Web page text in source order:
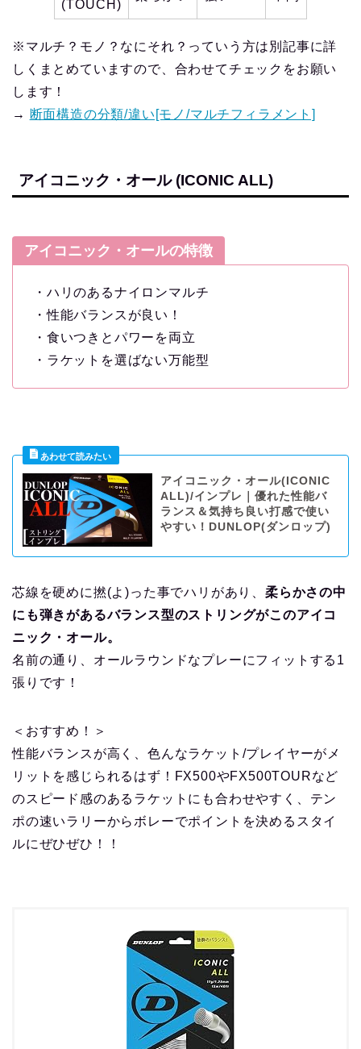
(TOUCH)
※マルチ？モノ？なにそれ？っていう方は別記事に詳
しくまとめていますので、合わせてチェックをお願い
します！
→
断面構造の分類/違い[モノ/マルチフィラメント]
アイコニック・オール (ICONIC ALL)
アイコニック・オールの特徴
・ハリのあるナイロンマルチ
・性能バランスが良い！
・食いつきとパワーを両立
・ラケットを選ばない万能型
アイコニック・オール(ICONIC
ALL)/インプレ｜優れた性能バ
ランス＆気持ち良い打感で使い
やすい！DUNLOP(ダンロップ)
芯線を硬めに撚(よ)った事でハリがあり、 柔らかさの中
にも弾きがあるバランス型のストリングがこのアイコ
ニック・オール。
名前の通り、オールラウンドなプレーにフィットする1
張りです！
＜おすすめ！＞
性能バランスが高く、色んなラケット/プレイヤーがメ
リットを感じられるはず！FX500やFX500TOURなど
のスピード感のあるラケットにも合わせやすく、テン
ポの速いラリーからボレーでポイントを決めるスタイ
ルにぜひぜひ！！